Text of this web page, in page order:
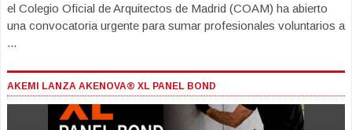
el Colegio Oficial de Arquitectos de Madrid (COAM) ha abierto
una convocatoria urgente para sumar profesionales voluntarios a
...
AKEMI LANZA AKENOVA® XL PANEL BOND